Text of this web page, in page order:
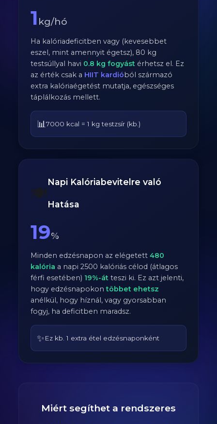
1 kg/hó
Ha kalóriadeficitben vagy (kevesebbet
eszel, mint amennyit égetsz), 80 kg
testsúllyal havi 0.8 kg fogyást érhetsz el. Ez
az érték csak a HIIT kardióból származó
extra kalóriaégetést mutatja, egészséges
táplálkozás mellett.
📊7000 kcal = 1 kg testzsír (kb.)
🍽️
Napi Kalóriabevitelre való
Hatása
19%
Minden edzésnapon az elégetett480
kalória a napi2500 kalóriás célod (átlagos
férfi esetében) 19%-át teszi ki. Ez azt jelenti,
hogy edzésnapokontöbbet ehetsz
anélkül, hogy híznál, vagy gyorsabban
fogyj, ha deficitben maradsz.
✨Ez kb. 1 extra étel edzésnaponként
Miért segíthet a rendszeres